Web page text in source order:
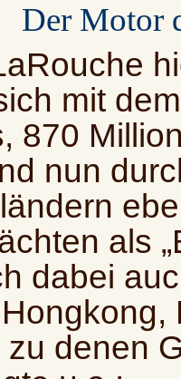
Der Motor
mit
870
nun
als
dabei
denen